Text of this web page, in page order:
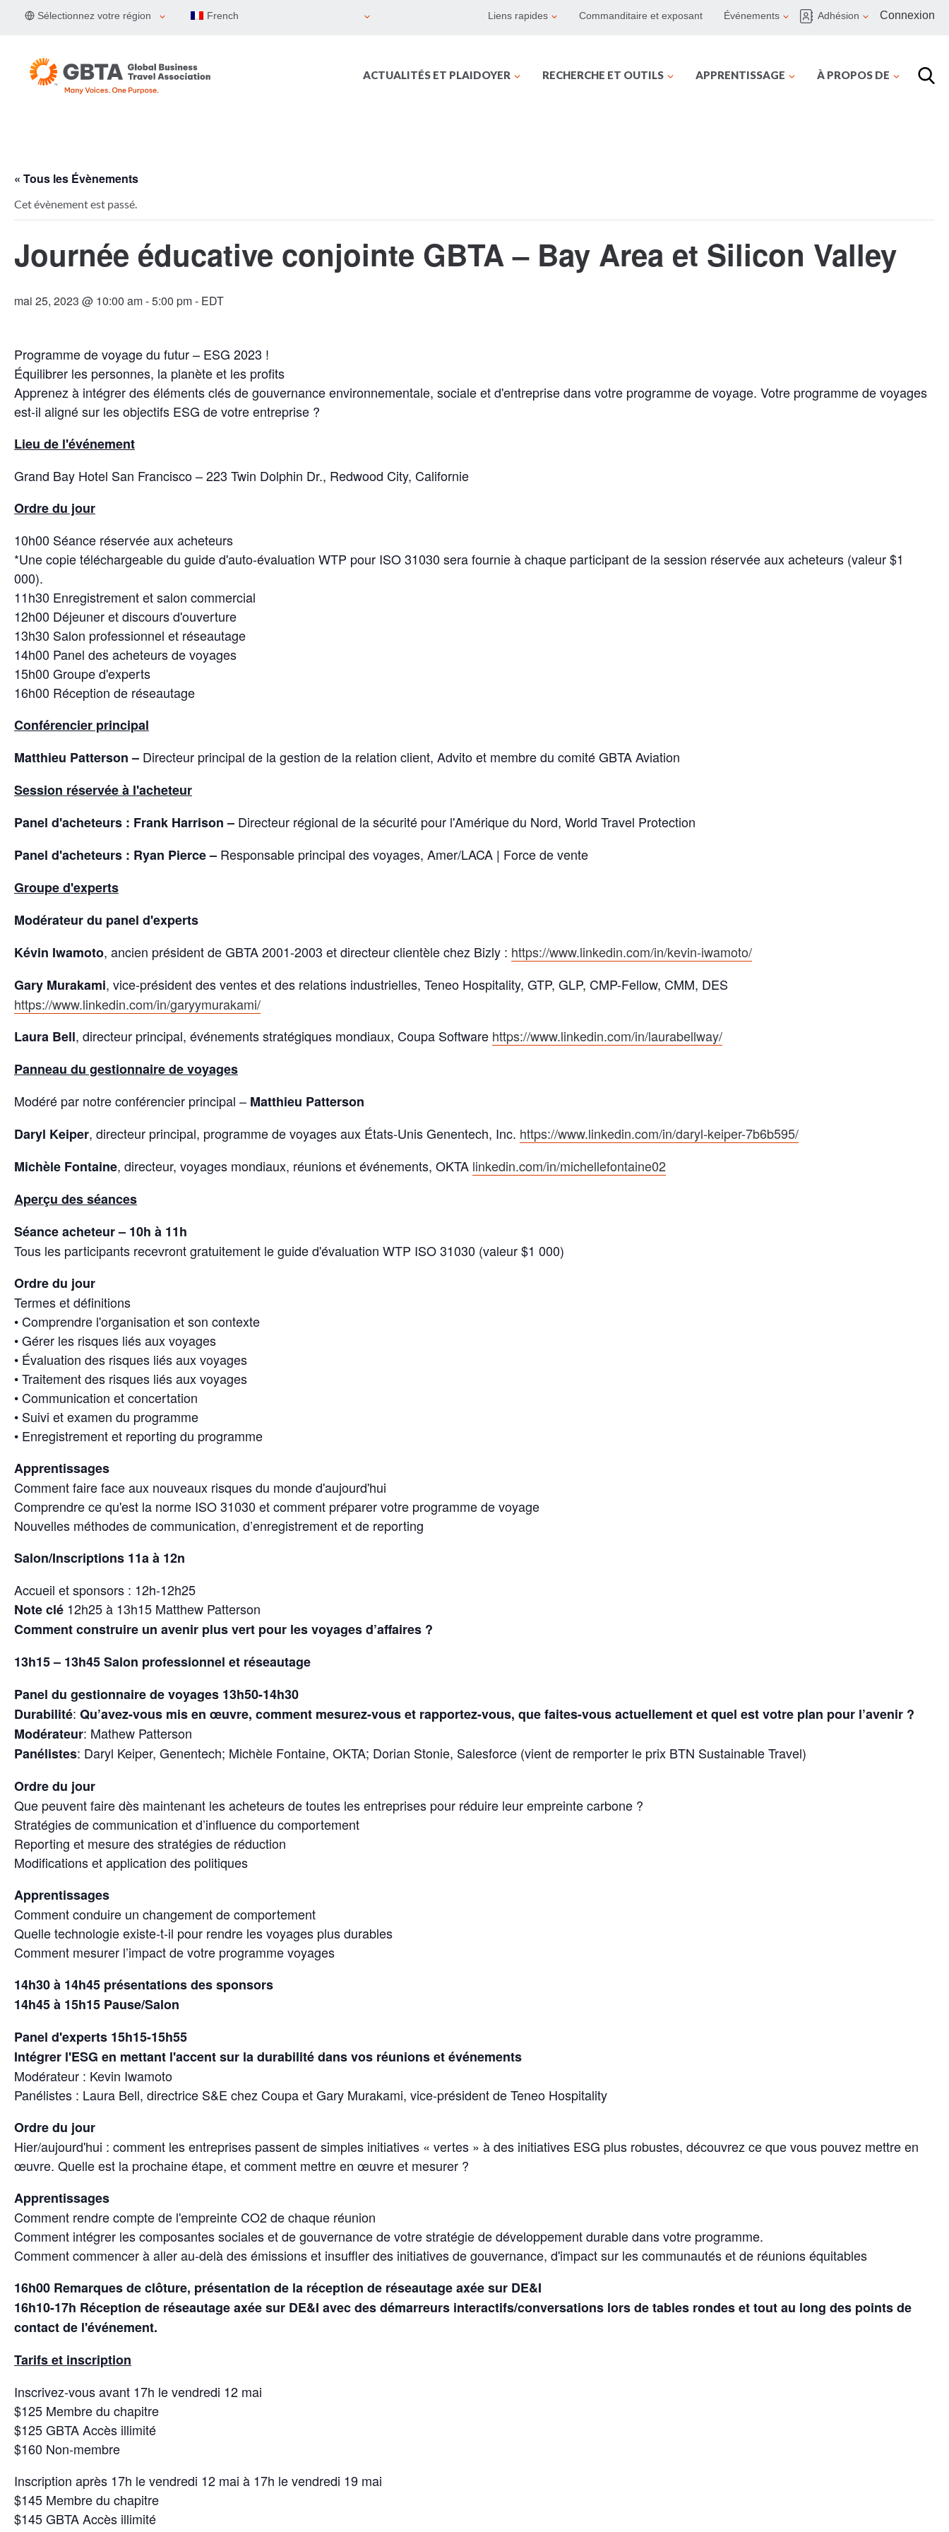
Sélectionnez votre région French Liens rapides Commanditaire et exposant Événements Adhésion Connexion
ACTUALITÉS ET PLAIDOYER RECHERCHE ET OUTILS APPRENTISSAGE À PROPOS DE
« Tous les Évènements
Cet évènement est passé.
Journée éducative conjointe GBTA – Bay Area et Silicon Valley
mai 25, 2023 @ 10:00 am-5:00 pm- EDT
Programme de voyage du futur – ESG 2023 !
Équilibrer les personnes, la planète et les profits
Apprenez à intégrer des éléments clés de gouvernance environnementale, sociale et d'entreprise dans votre programme de voyage. Votre programme de voyages
est-il aligné sur les objectifs ESG de votre entreprise ?
Lieu de l'événement
Grand Bay Hotel San Francisco – 223 Twin Dolphin Dr., Redwood City, Californie
Ordre du jour
10h00 Séance réservée aux acheteurs
*Une copie téléchargeable du guide d'auto-évaluation WTP pour ISO 31030 sera fournie à chaque participant de la session réservée aux acheteurs (valeur $1
000).
11h30 Enregistrement et salon commercial
12h00 Déjeuner et discours d'ouverture
13h30 Salon professionnel et réseautage
14h00 Panel des acheteurs de voyages
15h00 Groupe d'experts
16h00 Réception de réseautage
Conférencier principal
Matthieu Patterson – Directeur principal de la gestion de la relation client, Advito et membre du comité GBTA Aviation
Session réservée à l'acheteur
Panel d'acheteurs : Frank Harrison – Directeur régional de la sécurité pour l'Amérique du Nord, World Travel Protection
Panel d'acheteurs : Ryan Pierce – Responsable principal des voyages, Amer/LACA | Force de vente
Groupe d'experts
Modérateur du panel d'experts
Kévin Iwamoto, ancien président de GBTA 2001-2003 et directeur clientèle chez Bizly : https://www.linkedin.com/in/kevin-iwamoto/
Gary Murakami, vice-président des ventes et des relations industrielles, Teneo Hospitality, GTP, GLP, CMP-Fellow, CMM, DES
https://www.linkedin.com/in/garyymurakami/
Laura Bell, directeur principal, événements stratégiques mondiaux, Coupa Software https://www.linkedin.com/in/laurabellway/
Panneau du gestionnaire de voyages
Modéré par notre conférencier principal – Matthieu Patterson
Daryl Keiper, directeur principal, programme de voyages aux États-Unis Genentech, Inc. https://www.linkedin.com/in/daryl-keiper-7b6b595/
Michèle Fontaine, directeur, voyages mondiaux, réunions et événements, OKTA linkedin.com/in/michellefontaine02
Aperçu des séances
Séance acheteur – 10h à 11h
Tous les participants recevront gratuitement le guide d'évaluation WTP ISO 31030 (valeur $1 000)
Ordre du jour
Termes et définitions
• Comprendre l'organisation et son contexte
• Gérer les risques liés aux voyages
• Évaluation des risques liés aux voyages
• Traitement des risques liés aux voyages
• Communication et concertation
• Suivi et examen du programme
• Enregistrement et reporting du programme
Apprentissages
Comment faire face aux nouveaux risques du monde d'aujourd'hui
Comprendre ce qu'est la norme ISO 31030 et comment préparer votre programme de voyage
Nouvelles méthodes de communication, d’enregistrement et de reporting
Salon/Inscriptions 11a à 12n
Accueil et sponsors : 12h-12h25
Note clé 12h25 à 13h15 Matthew Patterson
Comment construire un avenir plus vert pour les voyages d’affaires ?
13h15 – 13h45 Salon professionnel et réseautage
Panel du gestionnaire de voyages 13h50-14h30
Durabilité: Qu’avez-vous mis en œuvre, comment mesurez-vous et rapportez-vous, que faites-vous actuellement et quel est votre plan pour l’avenir ?
Modérateur: Mathew Patterson
Panélistes: Daryl Keiper, Genentech; Michèle Fontaine, OKTA; Dorian Stonie, Salesforce (vient de remporter le prix BTN Sustainable Travel)
Ordre du jour
Que peuvent faire dès maintenant les acheteurs de toutes les entreprises pour réduire leur empreinte carbone ?
Stratégies de communication et d’influence du comportement
Reporting et mesure des stratégies de réduction
Modifications et application des politiques
Apprentissages
Comment conduire un changement de comportement
Quelle technologie existe-t-il pour rendre les voyages plus durables
Comment mesurer l’impact de votre programme voyages
14h30 à 14h45 présentations des sponsors
14h45 à 15h15 Pause/Salon
Panel d'experts 15h15-15h55
Intégrer l'ESG en mettant l'accent sur la durabilité dans vos réunions et événements
Modérateur : Kevin Iwamoto
Panélistes : Laura Bell, directrice S&E chez Coupa et Gary Murakami, vice-président de Teneo Hospitality
Ordre du jour
Hier/aujourd'hui : comment les entreprises passent de simples initiatives « vertes » à des initiatives ESG plus robustes, découvrez ce que vous pouvez mettre en
œuvre. Quelle est la prochaine étape, et comment mettre en œuvre et mesurer ?
Apprentissages
Comment rendre compte de l'empreinte CO2 de chaque réunion
Comment intégrer les composantes sociales et de gouvernance de votre stratégie de développement durable dans votre programme.
Comment commencer à aller au-delà des émissions et insuffler des initiatives de gouvernance, d'impact sur les communautés et de réunions équitables
16h00 Remarques de clôture, présentation de la réception de réseautage axée sur DE&I
16h10-17h Réception de réseautage axée sur DE&I avec des démarreurs interactifs/conversations lors de tables rondes et tout au long des points de
contact de l'événement.
Tarifs et inscription
Inscrivez-vous avant 17h le vendredi 12 mai
$125 Membre du chapitre
$125 GBTA Accès illimité
$160 Non-membre
Inscription après 17h le vendredi 12 mai à 17h le vendredi 19 mai
$145 Membre du chapitre
$145 GBTA Accès illimité